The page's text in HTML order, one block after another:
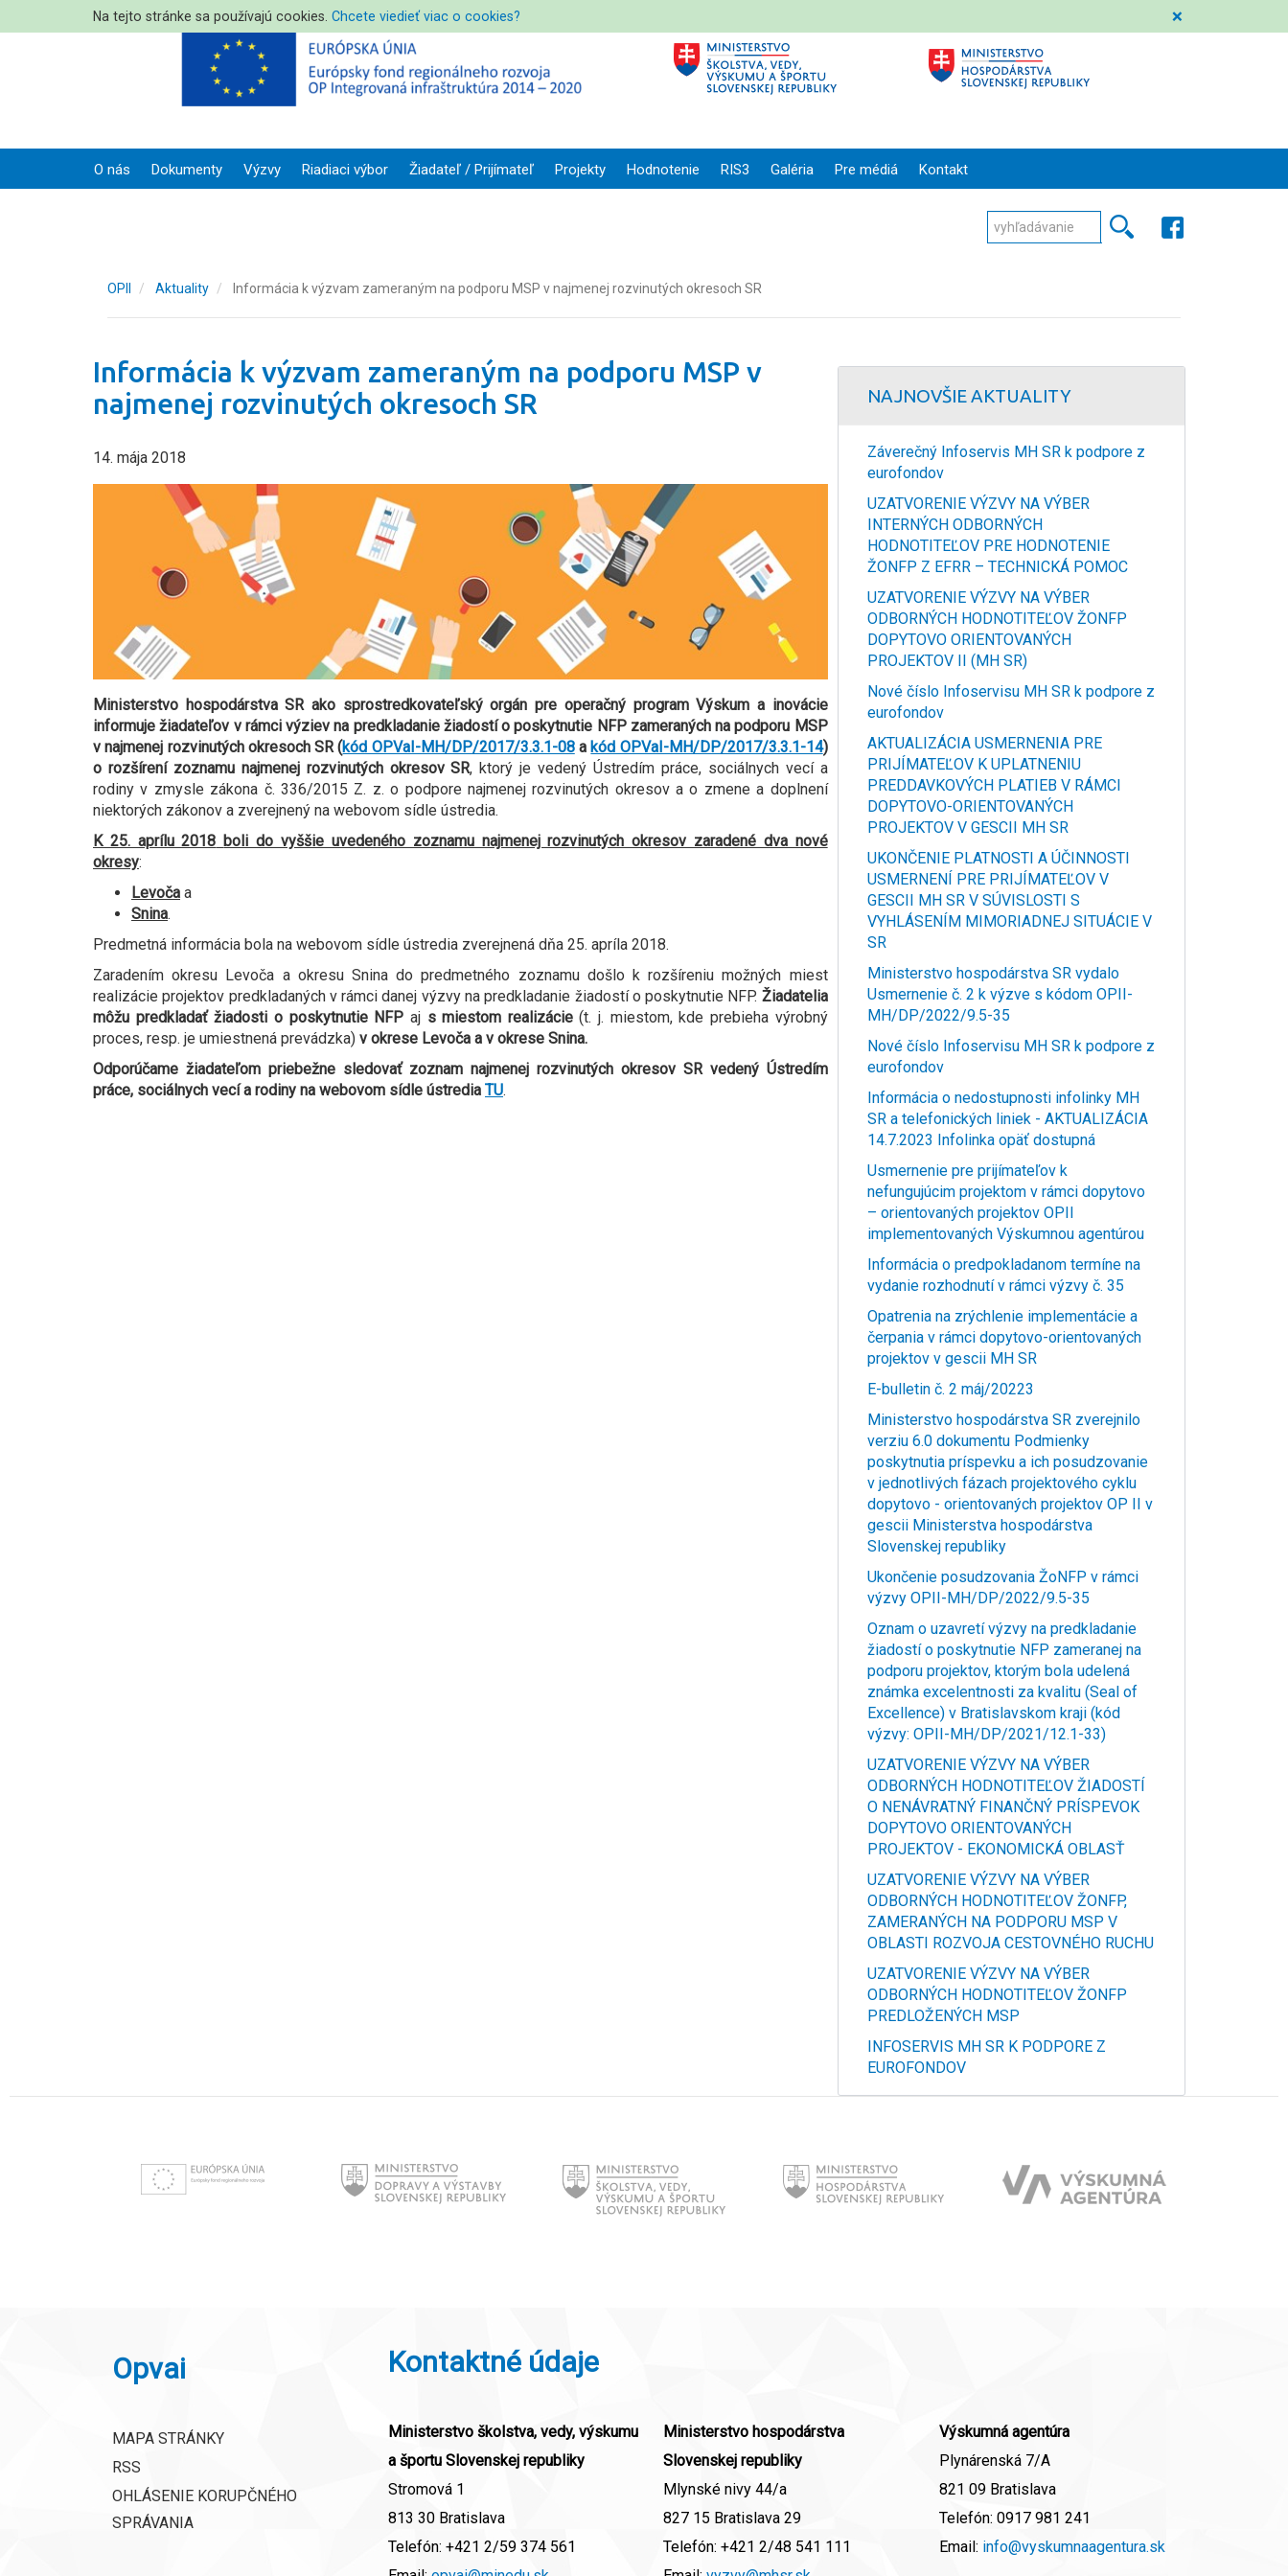
Na tejto stránke sa používajú cookies. Chcete viedieť viac o cookies? ❌
O nás Dokumenty Výzvy Riadiaci výbor Žiadateľ / Prijímateľ Projekty Hodnotenie RIS3 Galéria Pre médiá Kontakt
OPII Aktuality Informácia k výzvam zameraným na podporu MSP v najmenej rozvinutých okresoch SR
Informácia k výzvam zameraným na podporu MSP v
najmenej rozvinutých okresoch SR
14. mája 2018
Ministerstvo hospodárstva SRako sprostredkovateľský orgán pre operačný program Výskum a inovácie
informuje žiadateľov v rámci výziev na predkladanie žiadostí o poskytnutie NFP zameraných na podporu MSP
v najmenej rozvinutých okresoch SR (kód OPVaI-MH/DP/2017/3.3.1-08a kód OPVaI-MH/DP/2017/3.3.1-14)
o rozšírení zoznamu najmenej rozvinutých okresov SR, ktorý je vedený Ústredím práce, sociálnych vecí a
rodiny v zmysle zákona č. 336/2015 Z. z. o podpore najmenej rozvinutých okresov a o zmene a doplnení
niektorých zákonov a zverejnený na webovom sídle ústredia.
K 25. aprílu 2018 boli do vyššie uvedeného zoznamu najmenej rozvinutých okresov zaradené dva nové
okresy:
Levoča a
Snina.
Predmetná informácia bola na webovom sídle ústredia zverejnená dňa 25. apríla 2018.
Zaradením okresu Levoča a okresu Snina do predmetného zoznamu došlo k rozšíreniu možných miest
realizácie projektov predkladaných v rámci danej výzvy na predkladanie žiadostí o poskytnutie NFP. Žiadatelia
môžu predkladať žiadosti o poskytnutie NFP ajs miestom realizácie(t. j. miestom, kde prebieha výrobný
proces, resp. je umiestnená prevádzka) v okrese Levoča a v okrese Snina.
Odporúčame žiadateľom priebežne sledovať zoznam najmenej rozvinutých okresov SR vedený Ústredím
práce, sociálnych vecí a rodiny na webovom sídle ústredia TU.
NAJNOVŠIE AKTUALITY
Záverečný Infoservis MH SR k podpore z
eurofondov
UZATVORENIE VÝZVY NA VÝBER
INTERNÝCH ODBORNÝCH
HODNOTITEĽOV PRE HODNOTENIE
ŽONFP Z EFRR – TECHNICKÁ POMOC
UZATVORENIE VÝZVY NA VÝBER
ODBORNÝCH HODNOTITEĽOV ŽONFP
DOPYTOVO ORIENTOVANÝCH
PROJEKTOV II (MH SR)
Nové číslo Infoservisu MH SR k podpore z
eurofondov
AKTUALIZÁCIA USMERNENIA PRE
PRIJÍMATEĽOV K UPLATNENIU
PREDDAVKOVÝCH PLATIEB V RÁMCI
DOPYTOVO-ORIENTOVANÝCH
PROJEKTOV V GESCII MH SR
UKONČENIE PLATNOSTI A ÚČINNOSTI
USMERNENÍ PRE PRIJÍMATEĽOV V
GESCII MH SR V SÚVISLOSTI S
VYHLÁSENÍM MIMORIADNEJ SITUÁCIE V
SR
Ministerstvo hospodárstva SR vydalo
Usmernenie č. 2 k výzve s kódom OPII-
MH/DP/2022/9.5-35
Nové číslo Infoservisu MH SR k podpore z
eurofondov
Informácia o nedostupnosti infolinky MH
SR a telefonických liniek - AKTUALIZÁCIA
14.7.2023 Infolinka opäť dostupná
Usmernenie pre prijímateľov k
nefungujúcim projektom v rámci dopytovo
– orientovaných projektov OPII
implementovaných Výskumnou agentúrou
Informácia o predpokladanom termíne na
vydanie rozhodnutí v rámci výzvy č. 35
Opatrenia na zrýchlenie implementácie a
čerpania v rámci dopytovo-orientovaných
projektov v gescii MH SR
E-bulletin č. 2 máj/20223
Ministerstvo hospodárstva SR zverejnilo
verziu 6.0 dokumentu Podmienky
poskytnutia príspevku a ich posudzovanie
v jednotlivých fázach projektového cyklu
dopytovo - orientovaných projektov OP II v
gescii Ministerstva hospodárstva
Slovenskej republiky
Ukončenie posudzovania ŽoNFP v rámci
výzvy OPII-MH/DP/2022/9.5-35
Oznam o uzavretí výzvy na predkladanie
žiadostí o poskytnutie NFP zameranej na
podporu projektov, ktorým bola udelená
známka excelentnosti za kvalitu (Seal of
Excellence) v Bratislavskom kraji (kód
výzvy: OPII-MH/DP/2021/12.1-33)
UZATVORENIE VÝZVY NA VÝBER
ODBORNÝCH HODNOTITEĽOV ŽIADOSTÍ
O NENÁVRATNÝ FINANČNÝ PRÍSPEVOK
DOPYTOVO ORIENTOVANÝCH
PROJEKTOV - EKONOMICKÁ OBLASŤ
UZATVORENIE VÝZVY NA VÝBER
ODBORNÝCH HODNOTITEĽOV ŽONFP,
ZAMERANÝCH NA PODPORU MSP V
OBLASTI ROZVOJA CESTOVNÉHO RUCHU
UZATVORENIE VÝZVY NA VÝBER
ODBORNÝCH HODNOTITEĽOV ŽONFP
PREDLOŽENÝCH MSP
INFOSERVIS MH SR K PODPORE Z
EUROFONDOV
Opvai
MAPA STRÁNKY
RSS
OHLÁSENIE KORUPČNÉHO
SPRÁVANIA
Kontaktné údaje
Ministerstvo školstva, vedy, výskumu
a športu Slovenskej republiky
Stromová 1
813 30 Bratislava
Telefón: +421 2/59 374 561
Ministerstvo hospodárstva
Slovenskej republiky
Mlynské nivy 44/a
827 15 Bratislava 29
Telefón: +421 2/48 541 111
Výskumná agentúra
Plynárenská 7/A
821 09 Bratislava
Telefón: 0917 981 241
Email: info@vyskumnaagentura.sk